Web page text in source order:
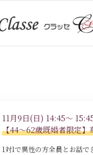
11月9日(日) 14:45～
【44～62歳既婚者限定
1対1で異性の方全員とお話